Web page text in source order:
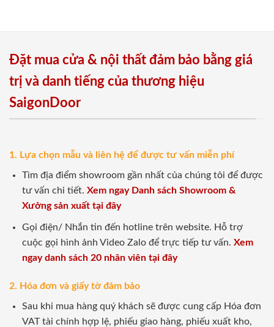
Đặt mua cửa & nội thất đảm bảo bằng giá
trị và danh tiếng của thương hiệu
SaigonDoor
1. Lựa chọn mẫu và liên hệ để được tư vấn miễn phí
Tìm địa điểm showroom gần nhất của chúng tôi để được
tư vấn chi tiết. Xem ngay Danh sách Showroom &
Xưởng sản xuất tại đây
Gọi điện/ Nhắn tin đến hotline trên website. Hỗ trợ
cuộc gọi hình ảnh Video Zalo để trực tiếp tư vấn. Xem
ngay danh sách 20 nhân viên tại đây
2. Hóa đơn và giấy tờ đảm bảo
Sau khi mua hàng quý khách sẽ được cung cấp Hóa đơn
VAT tài chính hợp lệ, phiếu giao hàng, phiếu xuất kho,